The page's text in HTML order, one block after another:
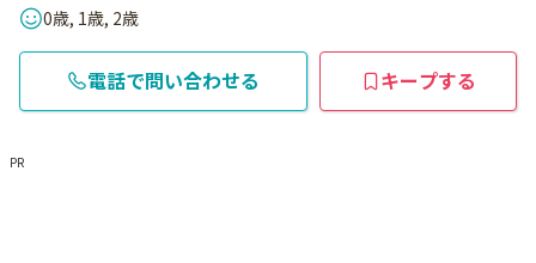
0歳, 1歳, 2歳
電話で問い合わせる キープする
PR